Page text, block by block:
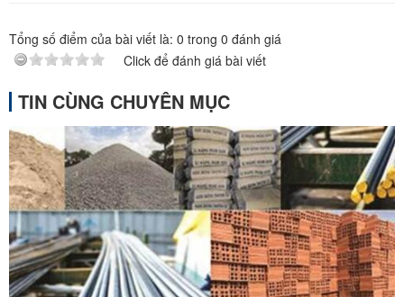
Tổng số điểm của bài viết là: 0 trong 0 đánh giá
Click để đánh giá bài viết
TIN CÙNG CHUYÊN MỤC